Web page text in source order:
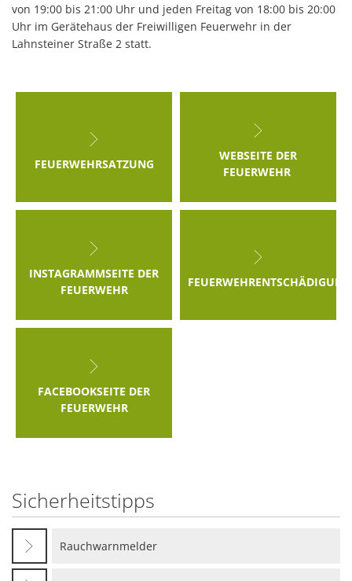
von 19:00 bis 21:00 Uhr und jeden Freitag von 18:00 bis 20:00
Uhr im Gerätehaus der Freiwilligen Feuerwehr in der
Lahnsteiner Straße 2 statt.
FEUERWEHRSATZUNG
WEBSEITE DER
FEUERWEHR
INSTAGRAMMSEITE DER
FEUERWEHR
FACEBOOKSEITE DER
FEUERWEHR
Sicherheitstipps
Rauchwarnmelder